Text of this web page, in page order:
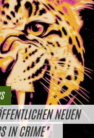
NEUEN
IN CRIME"